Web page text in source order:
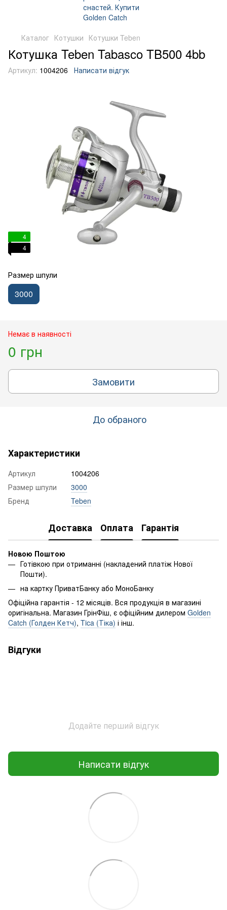
Каталог Котушки Котушки Teben
Котушка Teben Tabasco TB500 4bb
Артикул: 1004206 Написати відгук
4
4
Размер шпули
3000
Немає в наявності
0 грн
Замовити
До обраного
Характеристики
Артикул
1004206
Размер шпули
3000
Бренд
Teben
Доставка Оплата Гарантія
Новою Поштою
Готівкою при отриманні (накладений платіж Нової
Пошти).
на картку ПриватБанку або МоноБанку
Офіційна гарантія - 12 місяців. Вся продукція в магазині
оригінальна. Магазин ГрінФіш, є офіційним дилером Golden
Catch (Голден Кетч), Tica (Тіка) і інш.
Відгуки
Додайте перший відгук
Написати відгук